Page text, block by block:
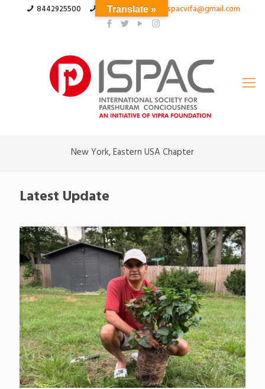
8442925500 03324555566 ispacvifa@gmail.com
New York, Eastern USA Chapter
Latest Update
Translate »